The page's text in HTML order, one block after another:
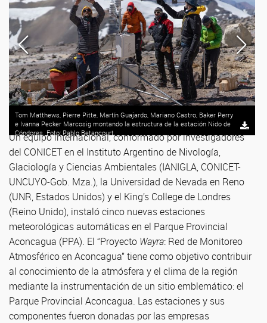
Tom Matthews, Pierre Pitte, Martín Guajardo, Mariano Castro, Baker Perry
e Ivanna Pecker Marcosig montando la estructura de la estación Nido de
Cóndores. Foto: Pablo Betancourt.
Un equipo internacional, conformado por investigadores
del CONICET en el Instituto Argentino de Nivología,
Glaciología y Ciencias Ambientales (IANIGLA, CONICET-
UNCUYO-Gob. Mza.), la Universidad de Nevada en Reno
(UNR, Estados Unidos) y el King’s College de Londres
(Reino Unido), instaló cinco nuevas estaciones
meteorológicas automáticas en el Parque Provincial
Aconcagua (PPA). El “Proyecto Wayra: Red de Monitoreo
Atmosférico en Aconcagua” tiene como objetivo contribuir
al conocimiento de la atmósfera y el clima de la región
mediante la instrumentación de un sitio emblemático: el
Parque Provincial Aconcagua. Las estaciones y sus
componentes fueron donadas por las empresas